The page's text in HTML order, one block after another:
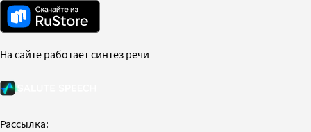
На сайте работает синтез речи
Рассылка: